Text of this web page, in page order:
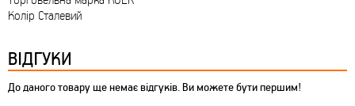
Колір Сталевий
ВІДГУКИ
До даного товару ще немає відгуків. Ви можете бути першим!